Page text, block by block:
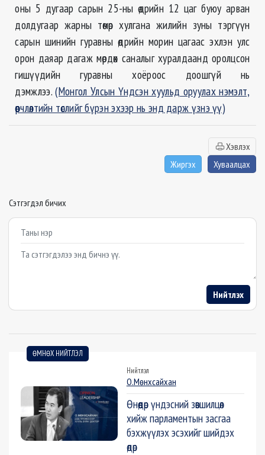
оны 5 дугаар сарын 25-ны өдрийн 12 цаг буюу арван
долдугаар жарны төмөр хулгана жилийн зуны тэргүүн
сарын шинийн гуравны өдрийн морин цагаас эхлэн улс
орон даяар дагаж мөрдөх саналыг хуралдаанд оролцсон
гишүүдийн гуравны хоёроос доошгүй нь
дэмжлээ.(Монгол Улсын Үндсэн хуульд оруулах нэмэлт,
өөрчлөлтийн төслийг бүрэн эхээр нь энд дарж үзнэ үү)
Хэвлэх
Жиргэх
Хуваалцах
Сэтгэгдэл бичих
Example textarea
Нийтлэх
ӨМНӨХ НИЙТЛЭЛ
Нийтлэл
О.Мөнхсайхан
Өнөөдөр үндэсний зөвшилцөл
хийж парламeнтын засгаа
бэхжүүлэх эсэхийг шийдэх
өдөр